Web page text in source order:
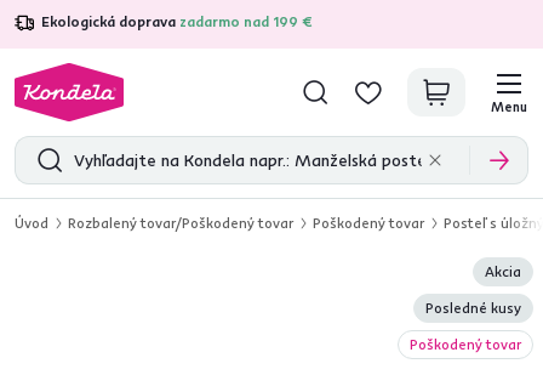
Ekologická doprava zadarmo nad 199 €
4,7 31 285overených produktových recenzií
Menu
Úvod Rozbalený tovar/Poškodený tovar Poškodený tovar Posteľ s
Akcia
Posledné kusy
Poškodený tovar